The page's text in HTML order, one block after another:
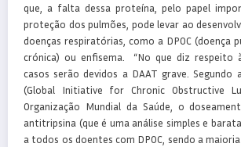
que, a falta dessa proteína, pelo papel
proteção dos pulmões, pode levar ao
doenças respiratórias, como a DPOC (doença
crónica) ou enfisema. “No que diz respeito à
casos serão devidos a DAAT grave. Segundo
(Global Initiative for Chronic Obstructive
Organização Mundial da Saúde, o
antitripsina (que é uma análise simples e
a todos os doentes com DPOC, sendo a